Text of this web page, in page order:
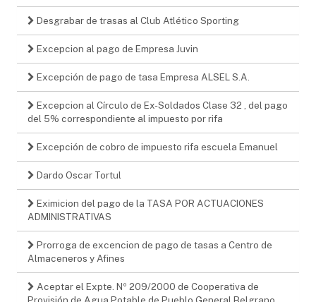
Desgrabar de trasas al Club Atlético Sporting
Excepcion al pago de Empresa Juvin
Excepción de pago de tasa Empresa ALSEL S.A.
Excepcion al Círculo de Ex-Soldados Clase 32 , del pago
del 5% correspondiente al impuesto por rifa
Excepción de cobro de impuesto rifa escuela Emanuel
Dardo Oscar Tortul
Eximicion del pago de la TASA POR ACTUACIONES
ADMINISTRATIVAS
Prorroga de excencion de pago de tasas a Centro de
Almaceneros y Afines
Aceptar el Expte. Nº 209/2000 de Cooperativa de
Provisión de Agua Potable de Pueblo General Belgrano